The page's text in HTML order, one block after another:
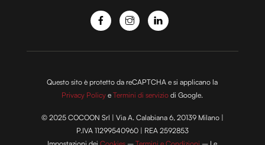
Questo sito è protetto da reCAPTCHA e si applicano la
Privacy Policy eTermini di servizio di Google.
© 2025 COCOON Srl | Via A. Calabiana 6, 20139 Milano |
P.IVA 11299540960 | REA 2592853